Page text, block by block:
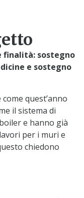
finalità: sostegno
e sostegno
quest’anno
il sistema di
e hanno già
per i muri e
chiedono